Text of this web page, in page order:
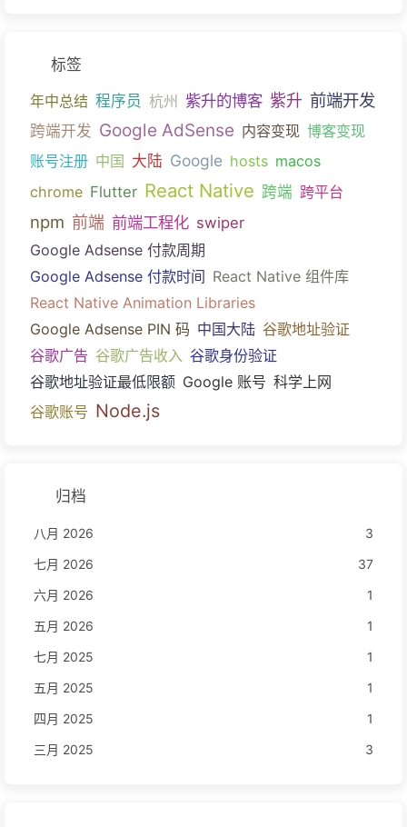
标签
年中总结 程序员 杭州 紫升的博客 紫升 前端开发
跨端开发 Google AdSense 内容变现 博客变现
账号注册 中国 大陆 Google hosts macos
chrome Flutter React Native 跨端 跨平台
npm 前端 前端工程化 swiper
Google Adsense 付款周期
Google Adsense 付款时间 React Native 组件库
React Native Animation Libraries
Google Adsense PIN 码 中国大陆 谷歌地址验证
谷歌广告 谷歌广告收入 谷歌身份验证
谷歌地址验证最低限额 Google 账号 科学上网
谷歌账号 Node.js
归档
八月 2026
3
七月 2026
37
六月 2026
1
五月 2026
1
七月 2025
1
五月 2025
1
四月 2025
1
三月 2025
3